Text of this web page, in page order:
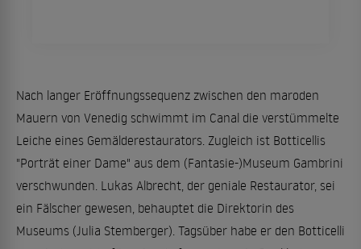
Nach langer Eröffnungssequenz zwischen den maroden
Mauern von Venedig schwimmt im Canal die verstümmelte
Leiche eines Gemälderestaurators. Zugleich ist Botticellis
"Porträt einer Dame" aus dem (Fantasie-)Museum Gambrini
verschwunden. Lukas Albrecht, der geniale Restaurator, sei
ein Fälscher gewesen, behauptet die Direktorin des
Museums (Julia Stemberger). Tagsüber habe er den Botticelli